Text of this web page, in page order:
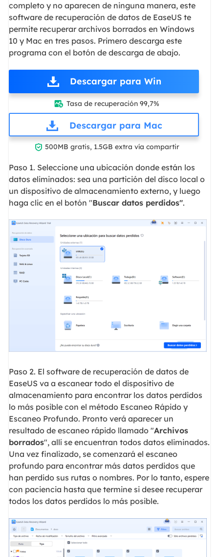
completo y no aparecen de ninguna manera, este
software de recuperación de datos de EaseUS te
permite recuperar archivos borrados en Windows
10 y Mac en tres pasos. Primero descarga este
programa con el botón de descarga de abajo.
Descargar para Win
 Tasa de recuperación 99,7%
Descargar para Mac
 500MB gratis, 1.5GB extra vía compartir
Paso 1. Seleccione una ubicación donde están los
datos eliminados: sea una partición del disco local o
un dispositivo de almacenamiento externo, y luego
haga clic en el botón "Buscar datos perdidos".
Paso 2. El software de recuperación de datos de
EaseUS va a escanear todo el dispositivo de
almacenamiento para encontrar los datos perdidos
lo más posible con el método Escaneo Rápido y
Escaneo Profundo. Pronto verá aparecer un
resultado de escaneo rápido llamado "Archivos
borrados", allí se encuentran todos datos eliminados.
Una vez finalizado, se comenzará el escaneo
profundo para encontrar más datos perdidos que
han perdido sus rutas o nombres. Por lo tanto, espere
con paciencia hasta que termine si desee recuperar
todos los datos perdidos lo más posible.